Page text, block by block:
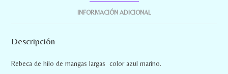
INFORMACIÓN ADICIONAL
Descripción
Rebeca de hilo de mangas largas color azul marino.